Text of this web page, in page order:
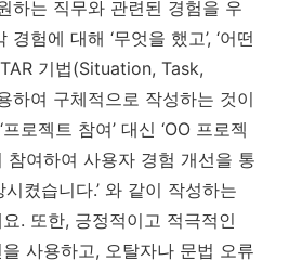
하는 직무와 관련된 경험을 우
험에 대해 ‘무엇을 했고’, ‘어떤
기법(Situation, Task,
하여 구체적으로 작성하는 것이
로젝트 참여’ 대신 ‘OO 프로젝
참여하여 사용자 경험 개선을 통
켰습니다.’ 와 같이 작성하는
. 또한, 긍정적이고 적극적인
사용하고, 오탈자나 문법 오류